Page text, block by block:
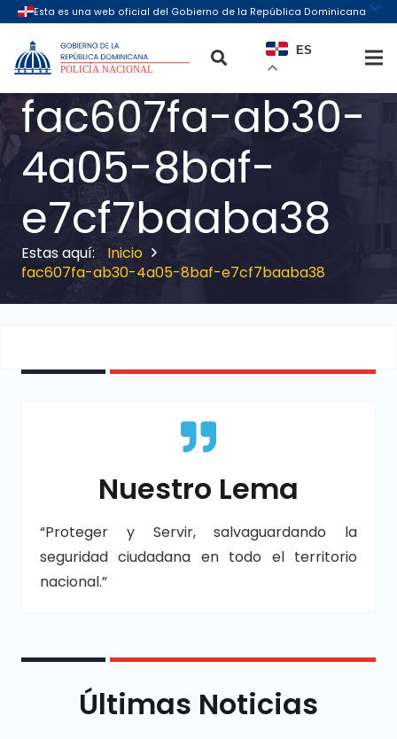
ES
fac607fa-ab30-
4a05-8baf-
e7cf7baaba38
Inicio
fac607fa-ab30-4a05-8baf-e7cf7baaba38
Nuestro Lema
“Proteger y Servir, salvaguardando la
seguridad ciudadana en todo el territorio
nacional.”
Últimas Noticias